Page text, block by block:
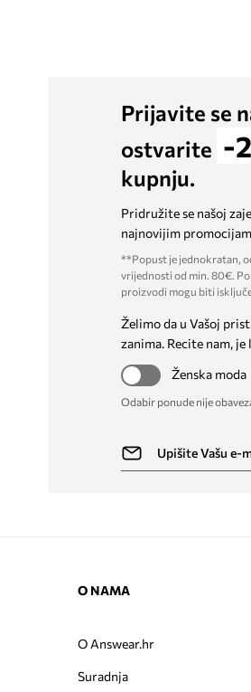
Prijavite se
ostvarite -
kupnju.
Pridružite se našoj
najnovijim
**Popust je jednokratan,
vrijednosti od min. 80€.
proizvodi mogu biti
Želimo da u Vašoj
zanima. Recite nam, je
Ženska moda
Odabir ponude nije
O NAMA
O Answear.hr
Suradnja